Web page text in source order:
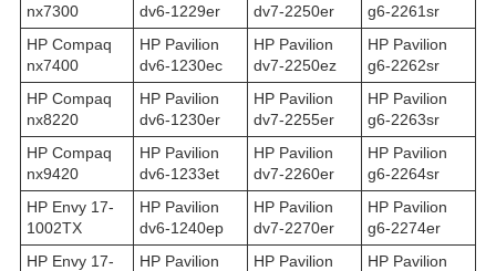
nx7300
dv6-1229er
dv7-2250er
g6-2261sr
HP Compaq
nx7400
HP Pavilion
dv6-1230ec
HP Pavilion
dv7-2250ez
HP Pavilion
g6-2262sr
HP Compaq
nx8220
HP Pavilion
dv6-1230er
HP Pavilion
dv7-2255er
HP Pavilion
g6-2263sr
HP Compaq
nx9420
HP Pavilion
dv6-1233et
HP Pavilion
dv7-2260er
HP Pavilion
g6-2264sr
HP Envy 17-
1002TX
HP Pavilion
dv6-1240ep
HP Pavilion
dv7-2270er
HP Pavilion
g6-2274er
HP Envy 17-
HP Pavilion
HP Pavilion
HP Pavilion